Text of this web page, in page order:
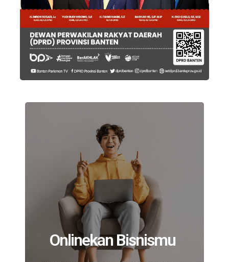
Onlinekan Bisnismu